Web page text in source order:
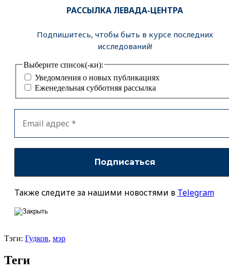
РАССЫЛКА ЛЕВАДА-ЦЕНТРА
Подпишитесь, чтобы быть в курсе последних
исследований!
Выберите список(-ки):
Уведомления о новых публикациях
Еженедельная субботняя рассылка
Также следите за нашими новостями в Telegram
Тэги: Гудков, мэр
Теги